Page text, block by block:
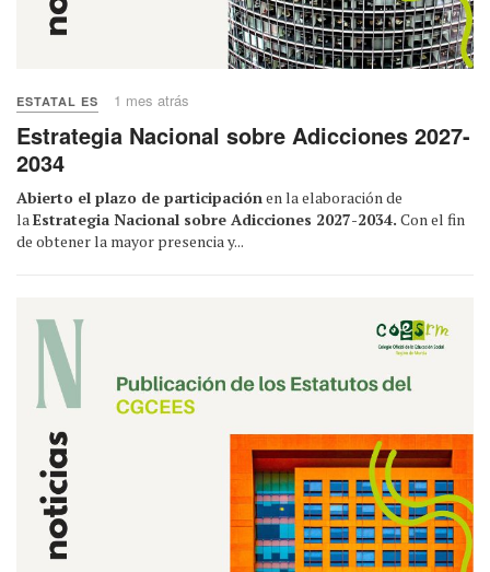
ESTATAL ES 1 mes atrás
Estrategia Nacional sobre Adicciones 2027-
2034
Abierto el plazo de participación en la elaboración de
la Estrategia Nacional sobre Adicciones 2027-2034. Con el fin
de obtener la mayor presencia y...